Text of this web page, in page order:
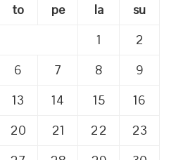
to pe la
su
1
2
6 7 8
9
13 14 15
16
20 21 22
23